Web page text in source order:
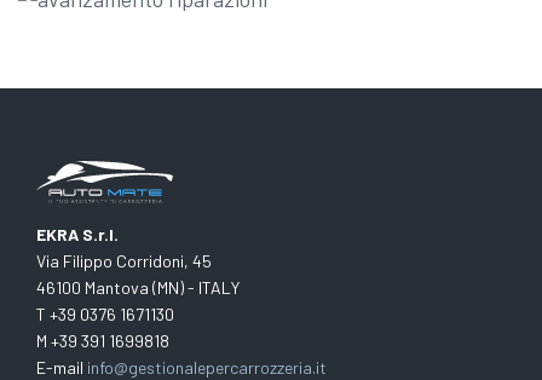
EKRA S.r.l.
Via Filippo Corridoni, 45
46100 Mantova (MN) - ITALY
T +39 0376 1671130
M +39 391 1699818
E-mail info@gestionalepercarrozzeria.it